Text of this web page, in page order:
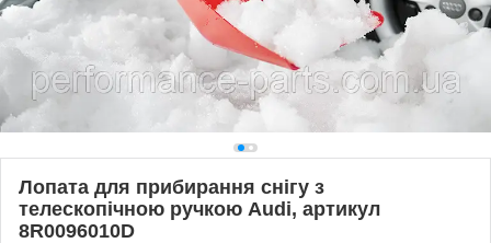
Лопата для прибирання снігу з
телескопічною ручкою Audi, артикул
8R0096010D